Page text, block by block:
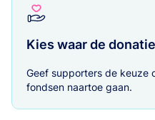
Kies waar de
Geef supporters de keuze
fondsen naartoe gaan.